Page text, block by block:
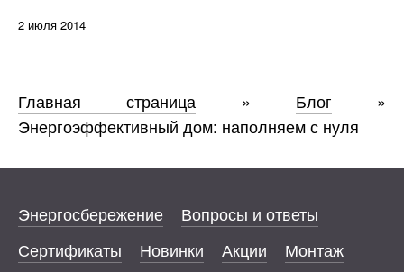
2 июля 2014
Главная страница » Блог »
Энергоэффективный дом: наполняем с нуля
Энергосбережение
Вопросы и ответы
Сертификаты
Новинки Акции
Монтаж